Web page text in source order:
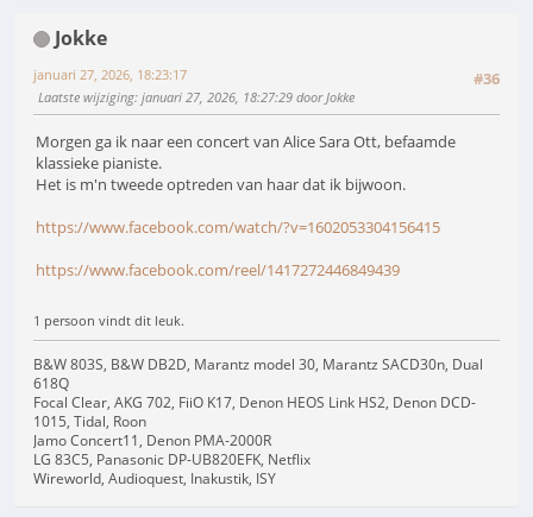
Jokke
#36
januari 27, 2026, 18:23:17
Laatste wijziging: januari 27, 2026, 18:27:29 door Jokke
Morgen ga ik naar een concert van Alice Sara Ott, befaamde
klassieke pianiste.
Het is m'n tweede optreden van haar dat ik bijwoon.
https://www.facebook.com/watch/?v=1602053304156415
https://www.facebook.com/reel/1417272446849439
1 persoon vindt dit leuk.
B&W 803S, B&W DB2D, Marantz model 30, Marantz SACD30n, Dual
618Q
Focal Clear, AKG 702, FiiO K17, Denon HEOS Link HS2, Denon DCD-
1015, Tidal, Roon
Jamo Concert11, Denon PMA-2000R
LG 83C5, Panasonic DP-UB820EFK, Netflix
Wireworld, Audioquest, Inakustik, ISY